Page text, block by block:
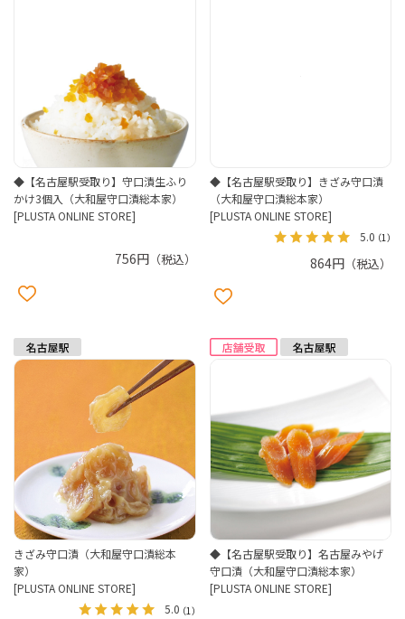
◆【名古屋駅受取り】守口漬生ふり
かけ3個入（大和屋守口漬総本家）
[PLUSTA ONLINE STORE]
756円（税込）
◆【名古屋駅受取り】きざみ守口漬
（大和屋守口漬総本家）
[PLUSTA ONLINE STORE]
5.0 （1）
864円 （税込）
きざみ守口漬（大和屋守口漬総本
家）
[PLUSTA ONLINE STORE]
5.0 （1）
◆【名古屋駅受取り】名古屋みやげ
守口漬（大和屋守口漬総本家）
[PLUSTA ONLINE STORE]